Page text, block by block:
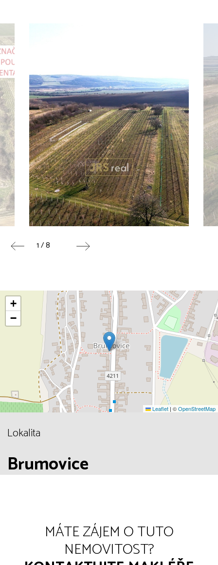
1 / 8
+
−
Leaflet | ©OpenStreetMap
Lokalita
Brumovice
MÁTE ZÁJEM O TUTO
NEMOVITOST?